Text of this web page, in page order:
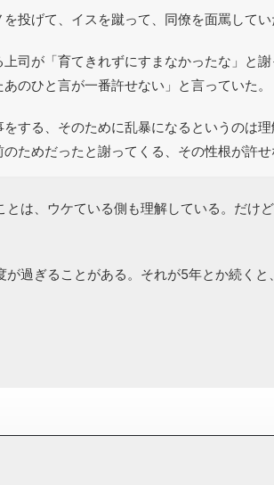
投げて、イスを蹴って、同僚を面罵してい
司が「育てきれずにすまなかったな」と
のひと言が一番許せない」と言っていた。
する、そのために乱暴になるというのは
ためだったと謝ってくる、その性根が許せ
は、ウケている側も理解している。だけ
過ぎることがある。それが5年とか続くと